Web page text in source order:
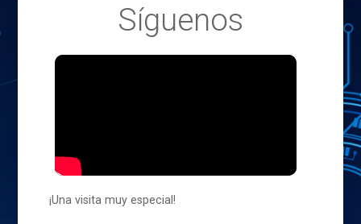
Síguenos
¡Una visita muy especial!